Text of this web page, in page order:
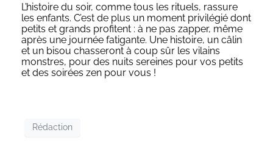
L’histoire du soir, comme tous les rituels, rassure
les enfants. C’est de plus un moment privilégié dont
petits et grands profitent : à ne pas zapper, même
après une journée fatigante. Une histoire, un câlin
et un bisou chasseront à coup sûr les vilains
monstres, pour des nuits sereines pour vos petits
et des soirées zen pour vous !
Rédaction